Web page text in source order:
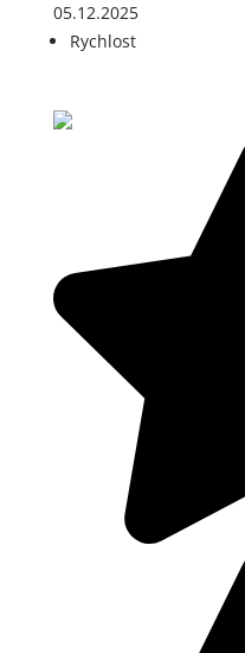
05.12.2025
Rychlost